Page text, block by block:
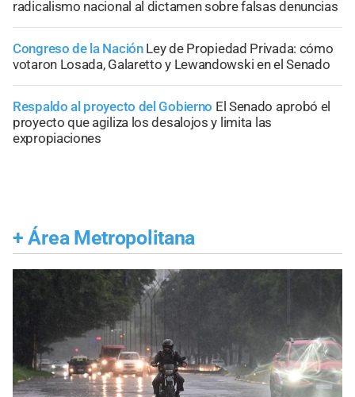
radicalismo nacional al dictamen sobre falsas denuncias
Congreso de la Nación Ley de Propiedad Privada: cómo
votaron Losada, Galaretto y Lewandowski en el Senado
Respaldo al proyecto del Gobierno El Senado aprobó el
proyecto que agiliza los desalojos y limita las
expropiaciones
+ Área Metropolitana